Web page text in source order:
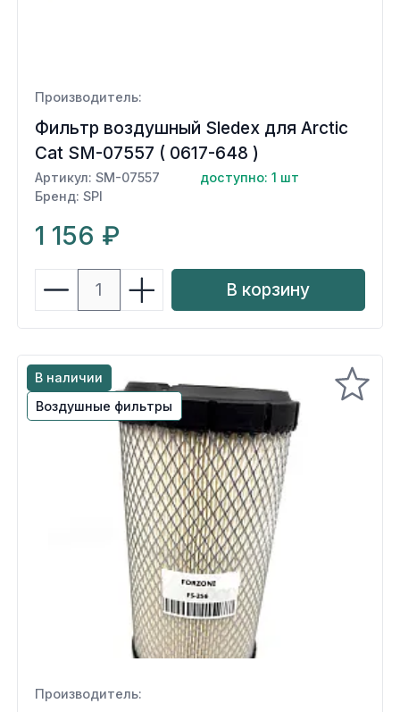
Производитель:
Фильтр воздушный Sledex для Arctic
Cat SM-07557 ( 0617-648 )
Артикул: SM-07557
доступно: 1 шт
Бренд: SPI
1 156 ₽
В корзину
В наличии
Воздушные фильтры
Производитель: